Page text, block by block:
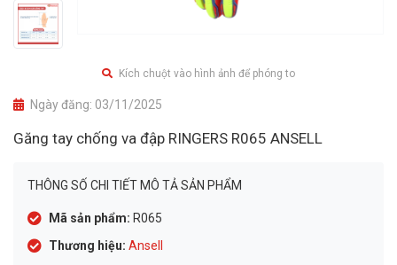
Kích chuột vào hình ảnh để phóng to
Ngày đăng: 03/11/2025
Găng tay chống va đập RINGERS R065 ANSELL
THÔNG SỐ CHI TIẾT MÔ TẢ SẢN PHẨM
Mã sản phẩm: R065
Thương hiệu: Ansell